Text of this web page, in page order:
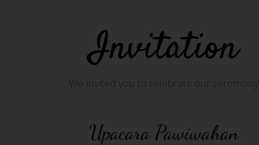
Invitation
We invited you to celebrate our ceremony
Upacara Pawiwahan